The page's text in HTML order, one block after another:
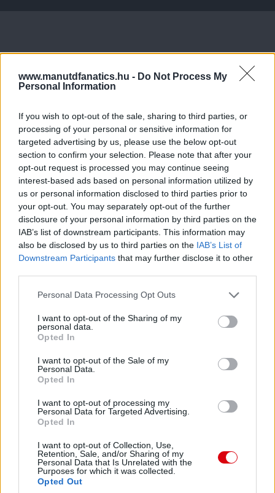
www.manutdfanatics.hu - Do Not Process My
Personal Information
If you wish to opt-out of the sale, sharing to third parties, or
processing of your personal or sensitive information for
targeted advertising by us, please use the below opt-out
section to confirm your selection. Please note that after your
opt-out request is processed you may continue seeing
interest-based ads based on personal information utilized by
us or personal information disclosed to third parties prior to
your opt-out. You may separately opt-out of the further
disclosure of your personal information by third parties on the
IAB’s list of downstream participants. This information may
also be disclosed by us to third parties on the IAB’s List of
Downstream Participants that may further disclose it to other
Please note that this website/app uses one or more Google
not limited to your visit or usage behaviour. You may click to
grant or deny consent to Google and its third-party tags to
use your data for below specified purposes in below Google
consent section.
Personal Data Processing Opt Outs
I want to opt-out of the Sharing of my
personal data.
Opted In
I want to opt-out of the Sale of my
Personal Data.
Opted In
I want to opt-out of processing my
Personal Data for Targeted Advertising.
Opted In
I want to opt-out of Collection, Use,
Retention, Sale, and/or Sharing of my
Personal Data that Is Unrelated with the
Purposes for which it was collected.
Opted Out